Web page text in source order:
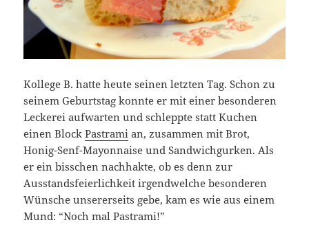
Kollege B. hatte heute seinen letzten Tag. Schon zu
seinem Geburtstag konnte er mit einer besonderen
Leckerei aufwarten und schleppte statt Kuchen
einen BlockPastrami an, zusammen mit Brot,
Honig-Senf-Mayonnaise und Sandwichgurken. Als
er ein bisschen nachhakte, ob es denn zur
Ausstandsfeierlichkeit irgendwelche besonderen
Wünsche unsererseits gebe, kam es wie aus einem
Mund: “Noch mal Pastrami!”